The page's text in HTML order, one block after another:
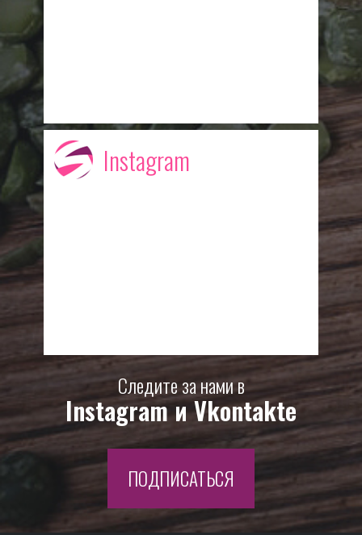
Instagram
Следите за нами в
Instagram и Vkontakte
ПОДПИСАТЬСЯ